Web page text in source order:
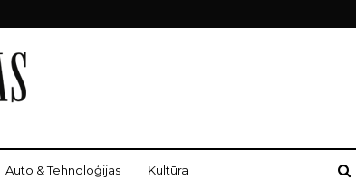
Auto & Tehnoloģijas Kultūra